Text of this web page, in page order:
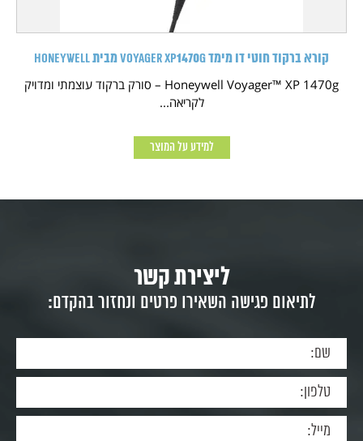
קורא ברקוד חוטי דו מימד Voyager XP1470g מבית HONEYWELL
Honeywell Voyager™ XP 1470g – סורק ברקוד עוצמתי ומדויק
לקריאה...
למידע על המוצר
ליצירת קשר
לתיאום פגישה השאירו פרטים ונחזור בהקדם: